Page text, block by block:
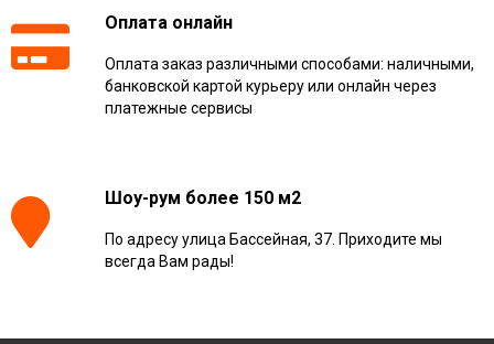
Оплата онлайн
Оплата заказ различными способами: наличными,
банковской картой курьеру или онлайн через
платежные сервисы
Шоу-рум более 150 м2
По адресу улица Бассейная, 37. Приходите мы
всегда Вам рады!